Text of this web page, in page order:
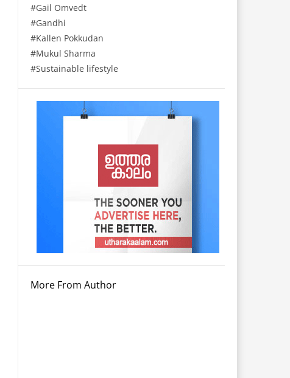
Gail Omvedt
Gandhi
Kallen Pokkudan
Mukul Sharma
Sustainable lifestyle
More From Author